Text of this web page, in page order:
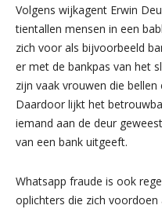
Volgens wijkagent Erwin
tientallen mensen in een
zich voor als bijvoorbeeld
er met de bankpas van het
zijn vaak vrouwen die
Daardoor lijkt het
iemand aan de deur
van een bank uitgeeft.
Whatsapp fraude is ook
oplichters die zich